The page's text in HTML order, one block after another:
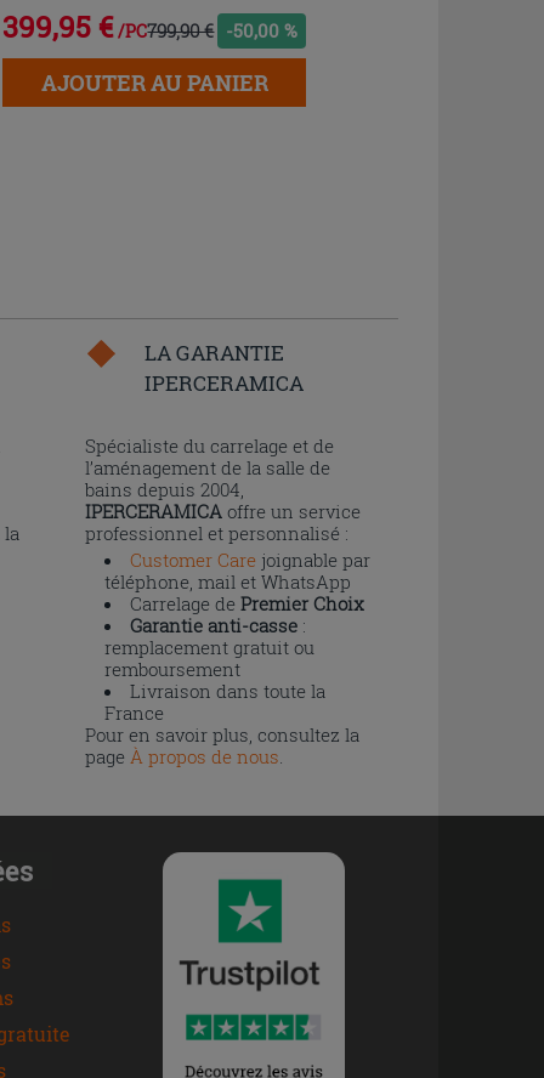
399,95 € /PC799,90 € -50,00 %
AJOUTER AU PANIER
la
LA GARANTIE
IPERCERAMICA
Spécialiste du carrelage et de
l’aménagement de la salle de
bains depuis 2004,
IPERCERAMICAoffre un service
professionnel et personnalisé :
Customer Carejoignable par
téléphone, mail et WhatsApp
Carrelage de Premier Choix
Garantie anti-casse:
remplacement gratuit ou
remboursement
Livraison dans toute la
France
Pour en savoir plus, consultez la
page À propos de nous.